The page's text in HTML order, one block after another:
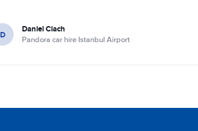
D Daniel Ciach
Pandora car hire Istanbul Airport